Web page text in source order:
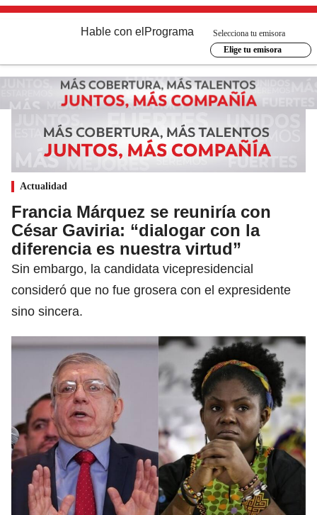
Hable con el Programa
Selecciona tu emisora
Elige tu emisora
Actualidad
Francia Márquez se reuniría con
César Gaviria: “dialogar con la
diferencia es nuestra virtud”
Sin embargo, la candidata vicepresidencial
consideró que no fue grosera con el expresidente
sino sincera.